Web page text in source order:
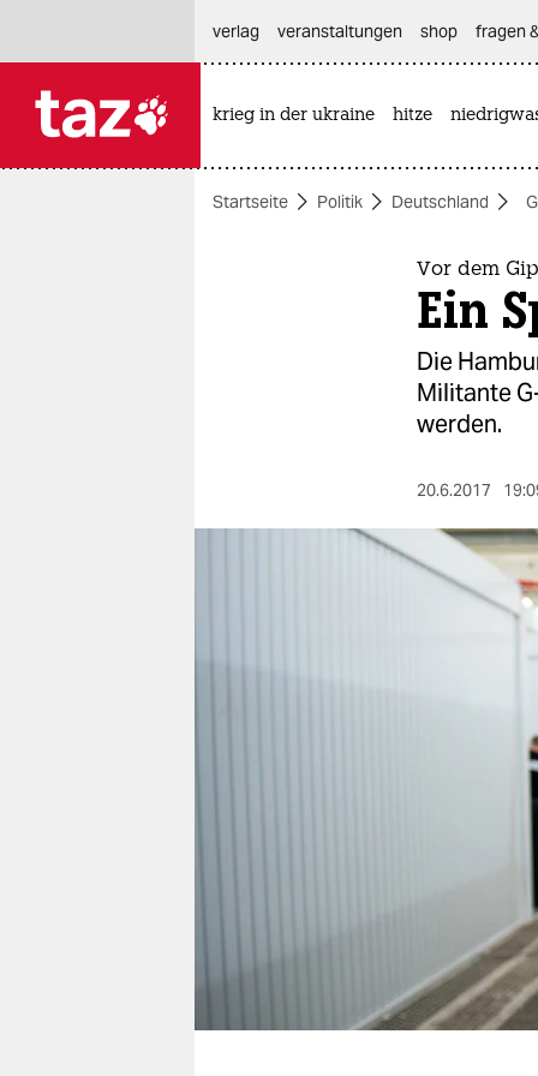
themen
genossenschaft
verlag
veranstaltungen shop fragen
krieg in der ukraine hitze
Startseite Politik Deutschland
Vor dem
Ein
Die
Militante
werden.
20.6.2017